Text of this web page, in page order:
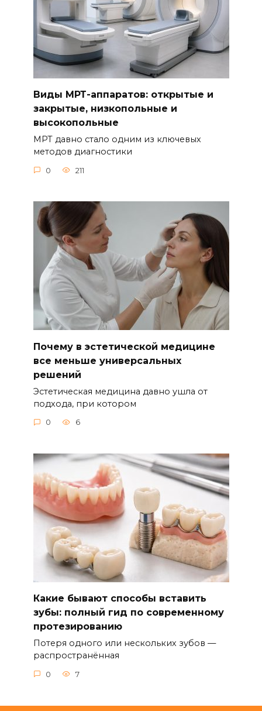
Виды МРТ-аппаратов: открытые и
закрытые, низкопольные и
высокопольные
МРТ давно стало одним из ключевых
методов диагностики
0 211
Почему в эстетической медицине
все меньше универсальных
решений
Эстетическая медицина давно ушла от
подхода, при котором
0 6
Какие бывают способы вставить
зубы: полный гид по современному
протезированию
Потеря одного или нескольких зубов —
распространённая
0 7